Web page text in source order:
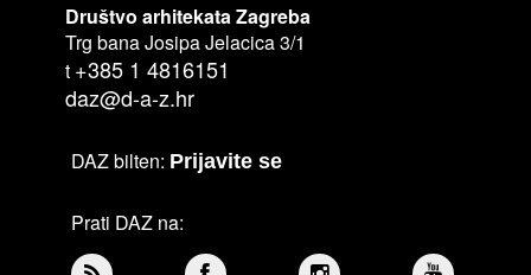
Društvo arhitekata Zagreba
Trg bana Josipa Jelacica 3/1
t +385 1 4816151
daz@d-a-z.hr
DAZ bilten: Prijavite se
Prati DAZ na: